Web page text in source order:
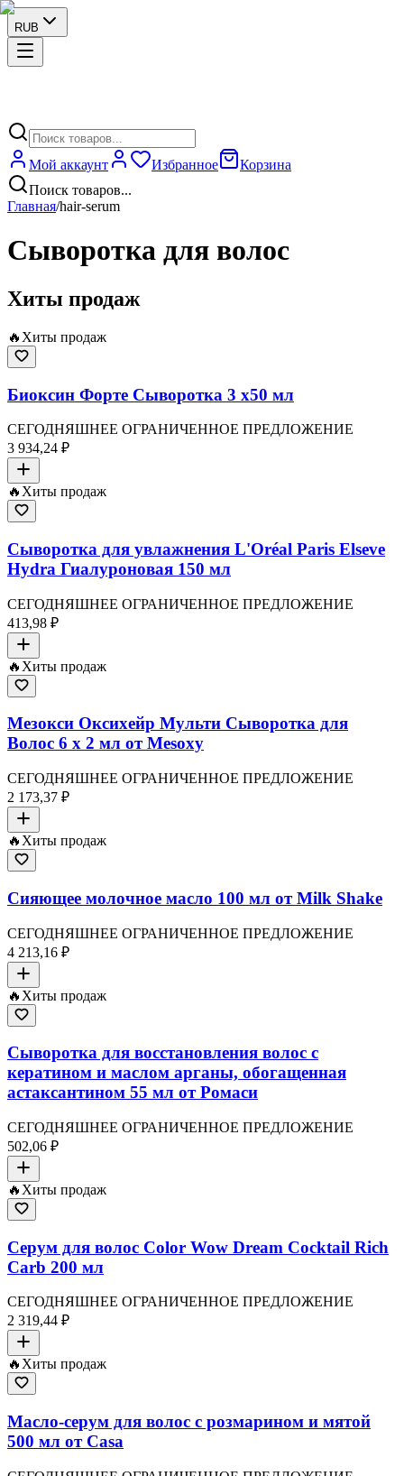
RUB
Мой аккаунт Избранное
Корзина
Поиск товаров...
Главная/hair-serum
Сыворотка для волос
Хиты продаж
🔥 Хиты продаж
Биоксин Форте Сыворотка 3 x50 мл
СЕГОДНЯШНЕЕ ОГРАНИЧЕННОЕ ПРЕДЛОЖЕНИЕ
3 934,24 ₽
🔥 Хиты продаж
Сыворотка для увлажнения L'Oréal Paris Elseve
Hydra Гиалуроновая 150 мл
СЕГОДНЯШНЕЕ ОГРАНИЧЕННОЕ ПРЕДЛОЖЕНИЕ
413,98 ₽
🔥 Хиты продаж
Мезокси Оксихейр Мульти Сыворотка для
Волос 6 x 2 мл от Mesoxy
СЕГОДНЯШНЕЕ ОГРАНИЧЕННОЕ ПРЕДЛОЖЕНИЕ
2 173,37 ₽
🔥 Хиты продаж
Сияющее молочное масло 100 мл от Milk Shake
СЕГОДНЯШНЕЕ ОГРАНИЧЕННОЕ ПРЕДЛОЖЕНИЕ
4 213,16 ₽
🔥 Хиты продаж
Сыворотка для восстановления волос с
кератином и маслом арганы, обогащенная
астаксантином 55 мл от Ромаси
СЕГОДНЯШНЕЕ ОГРАНИЧЕННОЕ ПРЕДЛОЖЕНИЕ
502,06 ₽
🔥 Хиты продаж
Серум для волос Color Wow Dream Cocktail Rich
Carb 200 мл
СЕГОДНЯШНЕЕ ОГРАНИЧЕННОЕ ПРЕДЛОЖЕНИЕ
2 319,44 ₽
🔥Хиты продаж
Масло-серум для волос с розмарином и мятой
500 мл от Casa